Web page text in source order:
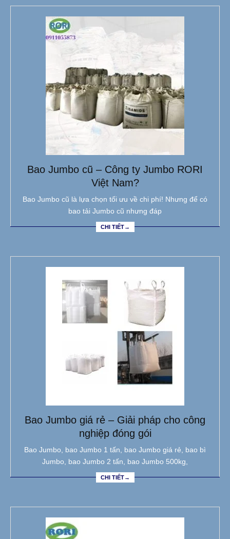
Bao Jumbo cũ – Công ty Jumbo RORI
Việt Nam?
Bao Jumbo cũ là lựa chọn tối ưu về chi phí! Nhưng để có
bao tải Jumbo cũ nhưng đáp
CHI TIẾT→
Bao Jumbo giá rẻ – Giải pháp cho công
nghiệp đóng gói
Bao Jumbo, bao Jumbo 1 tấn, bao Jumbo giá rẻ, bao bì
Jumbo, bao Jumbo 2 tấn, bao Jumbo 500kg,
CHI TIẾT→